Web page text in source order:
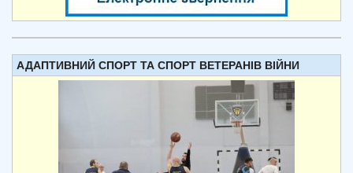
АДАПТИВНИЙ СПОРТ ТА СПОРТ ВЕТЕРАНІВ ВІЙНИ